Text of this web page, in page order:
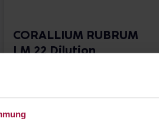
CORALLIUM RUBRUM
LM 22 Dilution
17,66